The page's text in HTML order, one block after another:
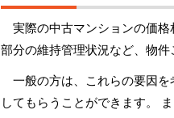
実際の中古マンションの価
部分の維持管理状況など、物件
一般の方は、これらの要因
してもらうことができます。 ま